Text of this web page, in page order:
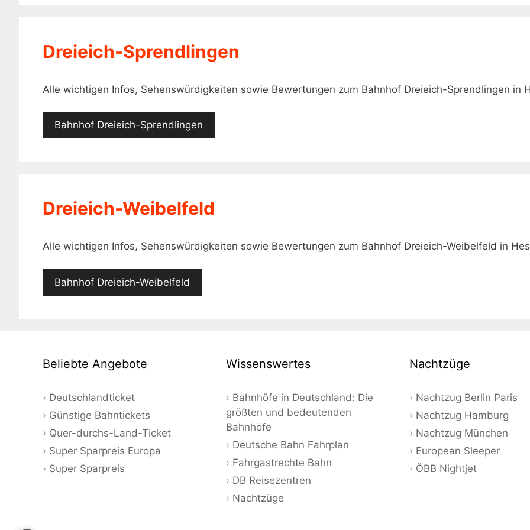
Dreieich-Sprendlingen
Alle wichtigen Infos, Sehenswürdigkeiten sowie Bewertungen zum Bahnhof Dreieich-Sprendlingen in
Bahnhof Dreieich-Sprendlingen
Dreieich-Weibelfeld
Alle wichtigen Infos, Sehenswürdigkeiten sowie Bewertungen zum Bahnhof Dreieich-Weibelfeld in
Bahnhof Dreieich-Weibelfeld
Beliebte Angebote
Deutschlandticket
Günstige Bahntickets
Quer-durchs-Land-Ticket
Super Sparpreis Europa
Super Sparpreis
Wissenswertes
Bahnhöfe in Deutschland: Die
größten und bedeutenden
Bahnhöfe
Deutsche Bahn Fahrplan
Fahrgastrechte Bahn
DB Reisezentren
Nachtzüge
Nachtzüge
Nachtzug Berlin Paris
Nachtzug Hamburg
Nachtzug München
European Sleeper
ÖBB Nightjet